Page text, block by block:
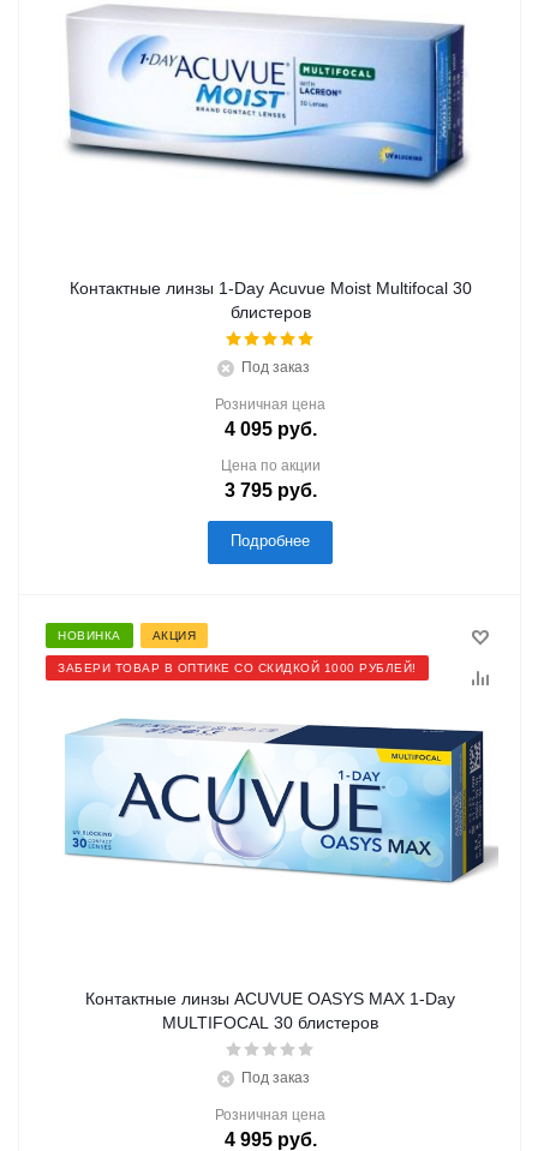
Контактные линзы 1-Day Acuvue Moist Multifocal 30
блистеров
Под заказ
Розничная цена
4 095руб.
Цена по акции
3 795руб.
Подробнее
НОВИНКА АКЦИЯ
ЗАБЕРИ ТОВАР В ОПТИКЕ СО СКИДКОЙ 1000 РУБЛЕЙ!
Контактные линзы ACUVUE OASYS MAX 1-Day
MULTIFOCAL 30 блистеров
Под заказ
Розничная цена
4 995руб.